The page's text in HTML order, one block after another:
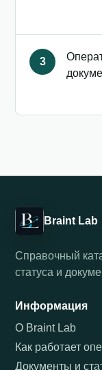
3
Braint Lab
Справочный
статуса и
Информация
О Braint Lab
Как работает
Документы и